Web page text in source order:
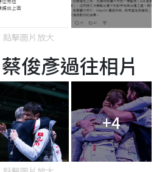
點擊圖片放大
俊彥過往相片
+4